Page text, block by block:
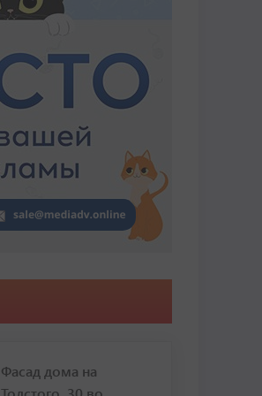
Фасад дома на